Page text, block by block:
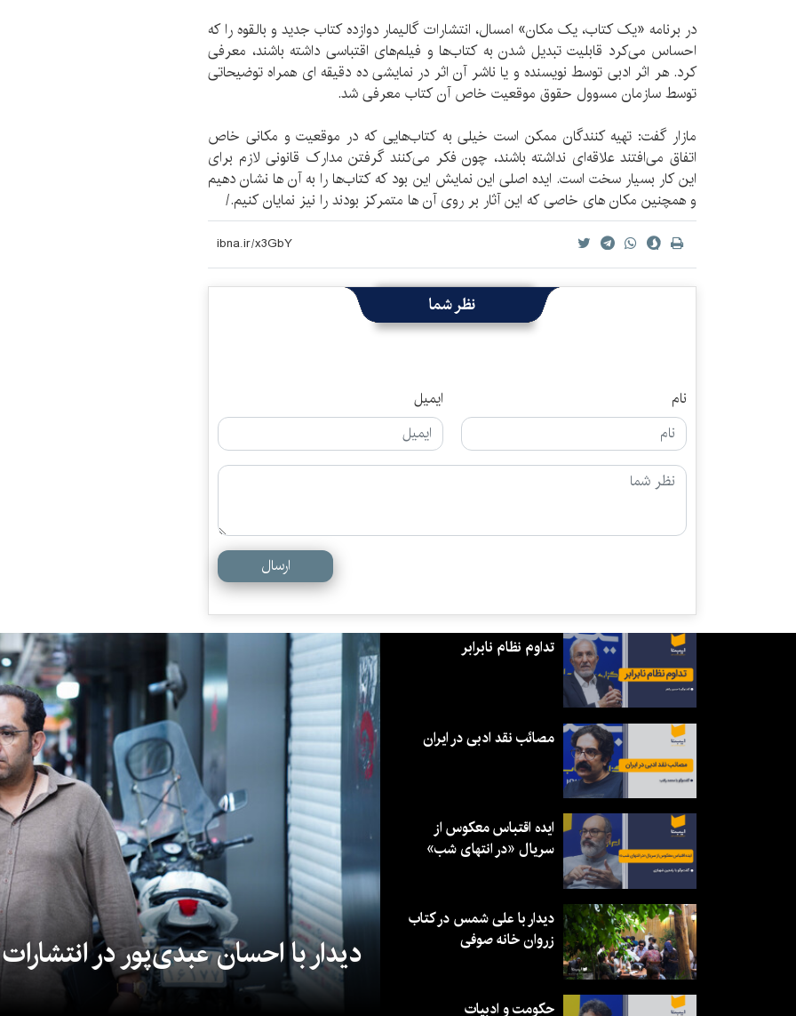
در برنامه «یک کتاب، یک مکان» امسال، انتشارات گالیمار دوازده کتاب جدید و بالقوه را که
احساس می‌کرد قابلیت تبدیل شدن به کتاب‌ها و فیلم‌های اقتباسی داشته باشند، معرفی
کرد. هر اثر ادبی توسط نویسنده و یا ناشر آن اثر در نمایشی ده دقیقه ای همراه توضیحاتی
توسط سازمان مسوول حقوق موقعیت خاص آن کتاب معرفی شد.
مازار گفت: تهیه کنندگان ممکن است خیلی به کتاب‌هایی که در موقعیت و مکانی خاص
اتفاق می‌افتند علاقه‌ای نداشته باشند، چون فکر می‌کنند گرفتن مدارک قانونی لازم برای
این کار بسیار سخت است. ایده اصلی این نمایش این بود که کتاب‌ها را به آن ها نشان دهیم
و همچنین مکان های خاصی که این آثار بر روی آن ها متمرکز بودند را نیز نمایان کنیم./
نظر شما
نام ایمیل
ارسال
دیدار با احسان عبدی‌پور در
تداوم نظام نابرابر
مصائب نقد ادبی در ایران
ایده اقتباس معکوس از
سریال «در انتهای شب»
دیدار با علی شمس در کتاب
زروان خانه صوفی
حکومت و ادبیات